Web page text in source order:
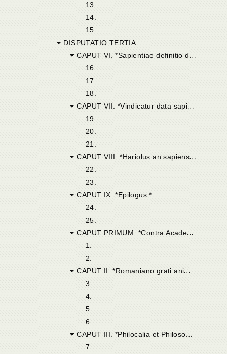
13.
14.
15.
DISPUTATIO TERTIA.
CAPUT VI. *Sapientiae definitio datur et impugnatur. Albicerii divinationes.*
16.
17.
18.
CAPUT VII. *Vindicatur data sapientiae definitio.*
19.
20.
21.
CAPUT VIII. *Hariolus an sapiens, et quid sit sapiens. Sapientiae descriptio tuendae Academicorum opinioni accommodata.*
22.
23.
CAPUT IX. *Epilogus.*
24.
25.
CAPUT PRIMUM. *Contra Academicorum rationes Dei auxilio opus est.*
1.
2.
CAPUT II. *Romaniano grati animi obsequium exhibet, eumque ad philosophiam hortatur.*
3.
4.
5.
6.
CAPUT III. *Philocalia et Philosophia. Romanianum rursus ad philosophiam accendit.*
7.